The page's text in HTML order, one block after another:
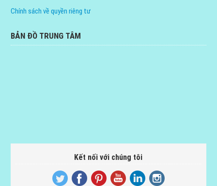
Chính sách về quyền riêng tư
BẢN ĐỒ TRUNG TÂM
Kết nối với chúng tôi